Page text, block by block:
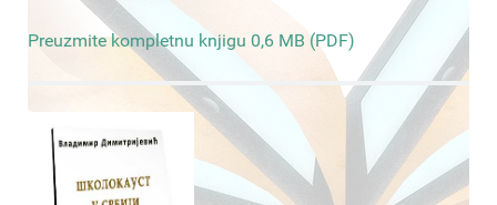
Preuzmite kompletnu knjigu 0,6 MB (PDF)